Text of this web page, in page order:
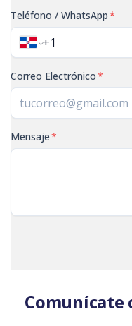
Teléfono / WhatsApp*
Correo Electrónico*
Mensaje*
Comunícate